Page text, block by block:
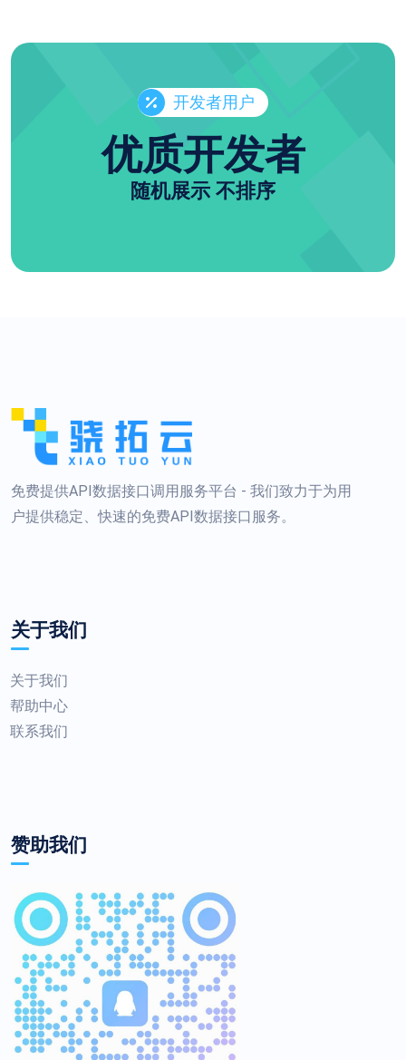
开发者用户
优质开发者
随机展示 不排序
免费提供API数据接口调用服务平台 - 我们致力于为用
户提供稳定、快速的免费API数据接口服务。
关于我们
关于我们
帮助中心
联系我们
赞助我们